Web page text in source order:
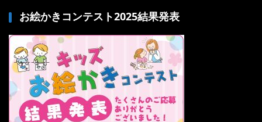
お絵かきコンテスト2025結果発表